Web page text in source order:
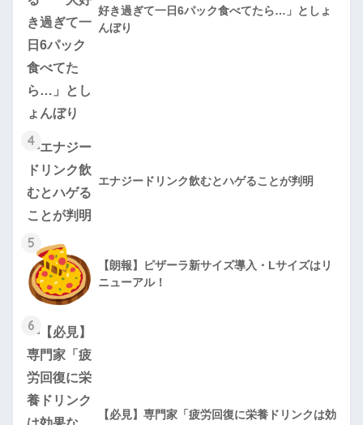
好き過ぎて一日6パック食べてたら…」としょ
んぼり
4
エナジードリンク飲むとハゲることが判明
5
【朗報】ピザーラ新サイズ導入・Lサイズはリ
ニューアル！
6
【必見】専門家「疲労回復に栄養ドリンクは効